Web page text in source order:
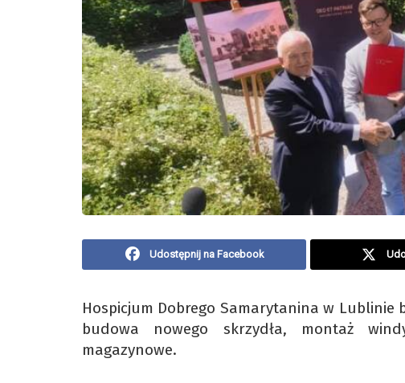
Udostępnij na Facebook
Hospicjum Dobrego Samarytanina w
budowa nowego skrzydła, montaż
magazynowe.